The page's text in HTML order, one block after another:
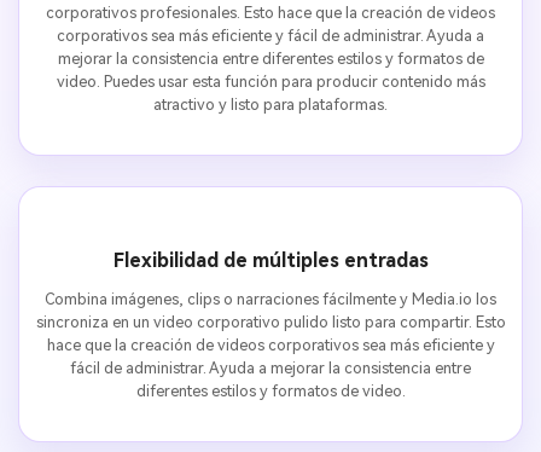
corporativos profesionales. Esto hace que la creación de videos
corporativos sea más eficiente y fácil de administrar. Ayuda a
mejorar la consistencia entre diferentes estilos y formatos de
video. Puedes usar esta función para producir contenido más
atractivo y listo para plataformas.
Flexibilidad de múltiples entradas
Combina imágenes, clips o narraciones fácilmente y Media.io los
sincroniza en un video corporativo pulido listo para compartir. Esto
hace que la creación de videos corporativos sea más eficiente y
fácil de administrar. Ayuda a mejorar la consistencia entre
diferentes estilos y formatos de video.